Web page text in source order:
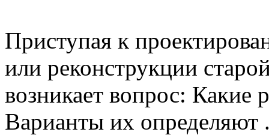
Приступая к
или реконструкции
возникает вопрос: Какие
Варианты их определяют